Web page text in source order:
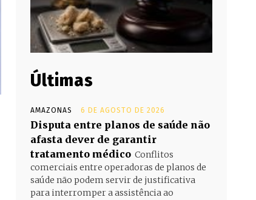
Últimas
AMAZONAS 6 DE AGOSTO DE 2026
Disputa entre planos de saúde não
afasta dever de garantir
tratamento médico Conflitos
comerciais entre operadoras de planos de
saúde não podem servir de justificativa
para interromper a assistência ao